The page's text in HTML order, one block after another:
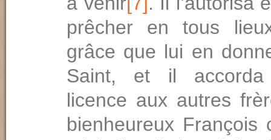
prêcher en tous
grâce que lui en
Saint, et il
licence aux autres
bienheureux François